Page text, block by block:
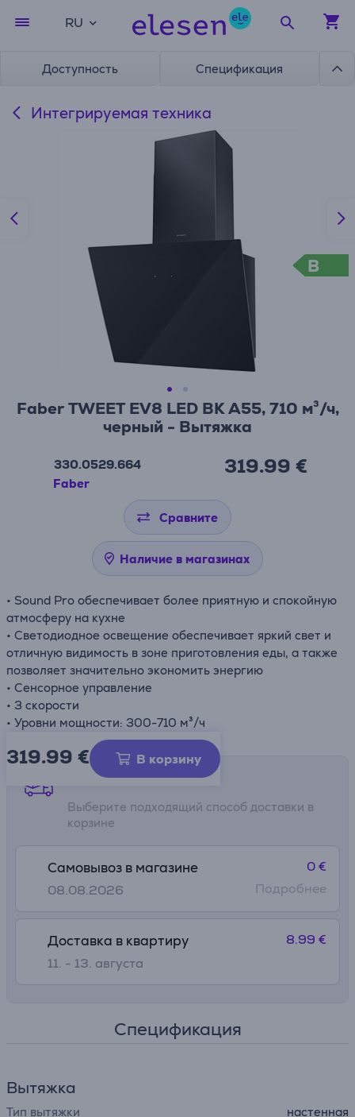
RU
Доступность Спецификация
Интегрируемая техника
Faber TWEET EV8 LED BK A55, 710 м³/ч,
черный - Вытяжка
330.0529.664
Faber
319.99 €
Сравните
Наличие в магазинах
• Sound Pro обеспечивает более приятную и спокойную
атмосферу на кухне
• Светодиодное освещение обеспечивает яркий свет и
отличную видимость в зоне приготовления еды, а также
позволяет значительно экономить энергию
• Сенсорное управление
• 3 скорости
• Уровни мощности: 300-710 м³/ч
319.99 € В корзину
B
Способы доставки
Выберите подходящий способ доставки в
корзине
Самовывоз в магазине
08.08.2026
0 €
Подробнее
Доставка в квартиру
11. - 13. августа
8.99 €
Спецификация
Вытяжка
Тип вытяжки
настенная